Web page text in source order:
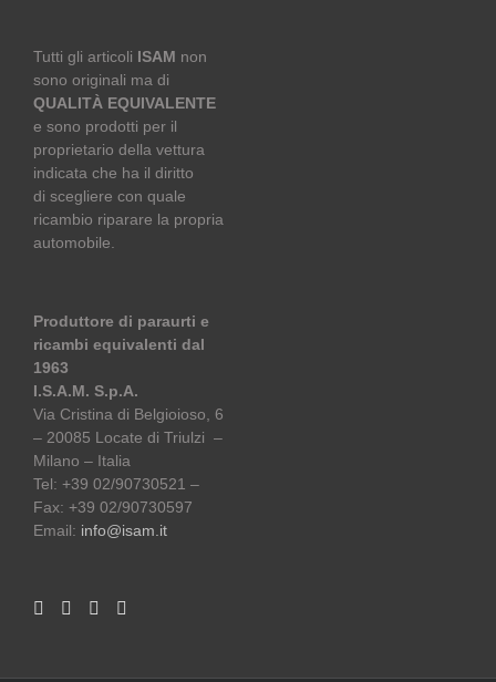
Tutti gli articoli ISAM non
sono originali ma di
QUALITÀ EQUIVALENTE
e sono prodotti per il
proprietario della vettura
indicata che ha il diritto
di scegliere con quale
ricambio riparare la propria
automobile.
Produttore di paraurti e
ricambi equivalenti dal
1963
I.S.A.M. S.p.A.
Via Cristina di Belgioioso, 6
– 20085 Locate di Triulzi –
Milano – Italia
Tel: +39 02/90730521 –
Fax: +39 02/90730597
Email: info@isam.it